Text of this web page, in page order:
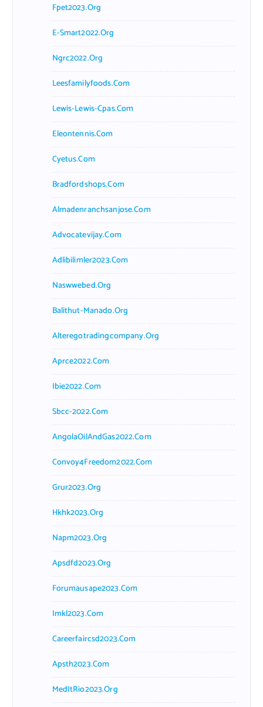
Fpet2023.org
E-Smart2022.org
Ngrc2022.org
Leesfamilyfoods.com
Lewis-Lewis-Cpas.com
Eleontennis.com
Cyetus.com
Bradfordshops.com
Almadenranchsanjose.com
Advocatevijay.com
Adlibilimler2023.com
Naswwebed.org
Balithut-Manado.org
Alteregotradingcompany.org
Aprce2022.com
Ibie2022.com
Sbcc-2022.com
AngolaOilAndGas2022.com
Convoy4Freedom2022.com
Grur2023.org
Hkhk2023.org
Napm2023.org
Apsdfd2023.org
Forumausape2023.com
Imkl2023.com
Careerfaircsd2023.com
Apsth2023.com
MedItRio2023.org